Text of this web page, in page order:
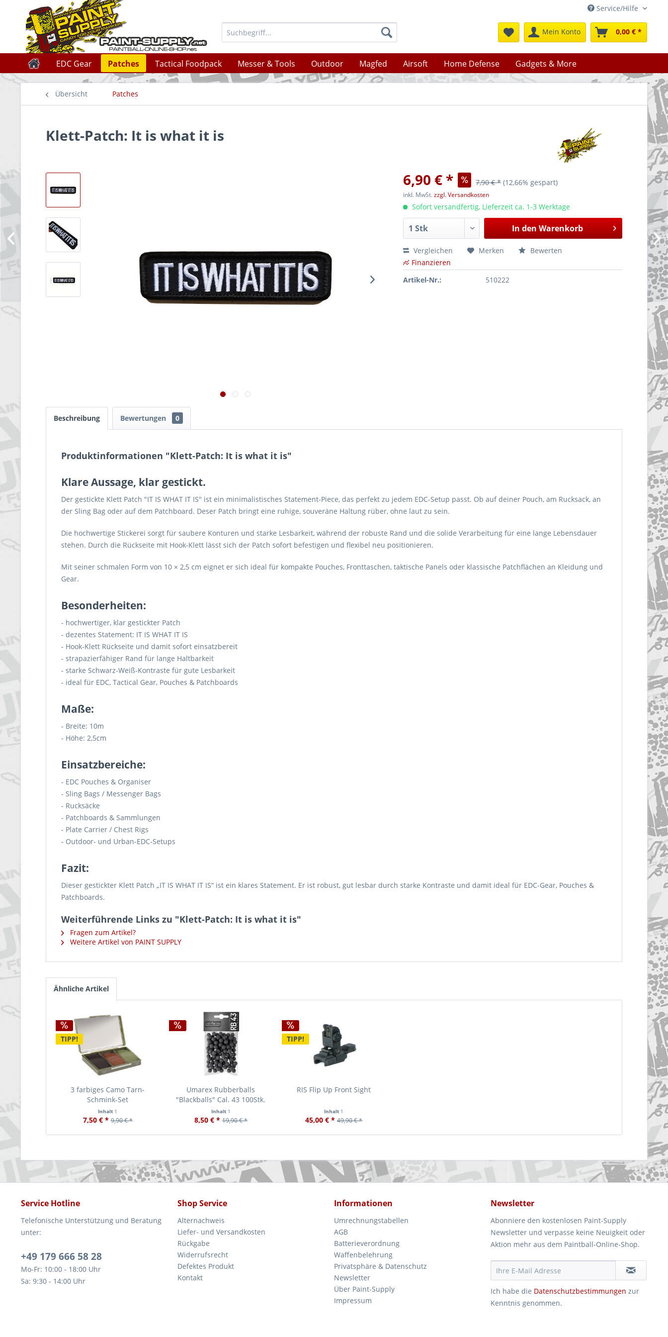
Service/Hilfe
Mein Konto 0,00 € *
EDC Gear Patches Tactical Foodpack Messer & Tools Outdoor Magfed Airsoft Home Defense Gadgets & More
Übersicht Patches
Klett-Patch: It is what it is
6,90 € * 7,90 € * (12,66% gespart)
inkl. MwSt.zzgl. Versandkosten
Sofort versandfertig, Lieferzeit ca. 1-3 Werktage
In den Warenkorb
Vergleichen Merken
Bewerten
Finanzieren
Artikel-Nr.:
510222
Beschreibung Bewertungen 0
Produktinformationen "Klett-Patch: It is what it is"
Klare Aussage, klar gestickt.
Der gestickte Klett Patch "IT IS WHAT IT IS" ist ein minimalistisches Statement-Piece, das perfekt zu jedem EDC-Setup passt. Ob auf deiner Pouch, am Rucksack, an
der Sling Bag oder auf dem Patchboard. Deser Patch bringt eine ruhige, souveräne Haltung rüber, ohne laut zu sein.
Die hochwertige Stickerei sorgt für saubere Konturen und starke Lesbarkeit, während der robuste Rand und die solide Verarbeitung für eine lange Lebensdauer
stehen. Durch die Rückseite mit Hook-Klett lässt sich der Patch sofort befestigen und flexibel neu positionieren.
Mit seiner schmalen Form von 10 × 2,5 cm eignet er sich ideal für kompakte Pouches, Fronttaschen, taktische Panels oder klassische Patchflächen an Kleidung und
Gear.
Besonderheiten:
- hochwertiger, klar gestickter Patch
- dezentes Statement: IT IS WHAT IT IS
- Hook-Klett Rückseite und damit sofort einsatzbereit
- strapazierfähiger Rand für lange Haltbarkeit
- starke Schwarz-Weiß-Kontraste für gute Lesbarkeit
- ideal für EDC, Tactical Gear, Pouches & Patchboards
Maße:
- Breite: 10m
- Höhe: 2,5cm
Einsatzbereiche:
- EDC Pouches & Organiser
- Sling Bags / Messenger Bags
- Rucksäcke
- Patchboards & Sammlungen
- Plate Carrier / Chest Rigs
- Outdoor- und Urban-EDC-Setups
Fazit:
Dieser gestickter Klett Patch „IT IS WHAT IT IS“ ist ein klares Statement. Er ist robust, gut lesbar durch starke Kontraste und damit ideal für EDC-Gear, Pouches &
Patchboards.
Weiterführende Links zu "Klett-Patch: It is what it is"
Fragen zum Artikel?
Weitere Artikel von PAINT SUPPLY
Ähnliche Artikel
TIPP!
3 farbiges Camo Tarn-
Schmink-Set
Inhalt 1
7,50 € * 9,90 € *
Umarex Rubberballs
"Blackballs" Cal. 43 100Stk.
Inhalt 1
8,50 € * 19,90 € *
TIPP!
RIS Flip Up Front Sight
Inhalt 1
45,00 € * 49,90 € *
Service Hotline
Telefonische Unterstützung und Beratung
unter:
+49 179 666 58 28
Mo-Fr: 10:00 - 18:00 Uhr
Sa: 9:30 - 14:00 Uhr
Shop Service
Alternachweis
Liefer- und Versandkosten
Rückgabe
Widerrufsrecht
Defektes Produkt
Kontakt
Informationen
Umrechnungstabellen
AGB
Batterieverordnung
Waffenbelehrung
Privatsphäre & Datenschutz
Newsletter
Über Paint-Supply
Impressum
Newsletter
Abonniere den kostenlosen Paint-Supply
Newsletter und verpasse keine Neuigkeit oder
Aktion mehr aus dem Paintball-Online-Shop.
Ich habe die Datenschutzbestimmungen zur
Kenntnis genommen.